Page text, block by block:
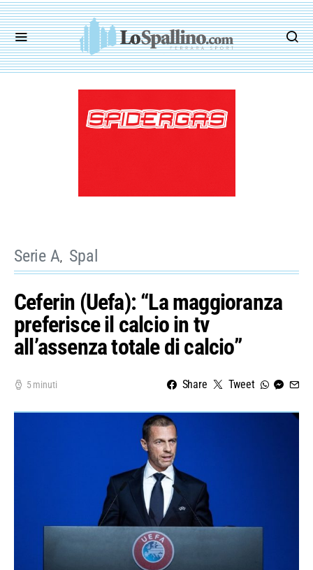
Serie A Spal
Ceferin (Uefa): “La maggioranza
preferisce il calcio in tv
all’assenza totale di calcio”
5 minuti Share Tweet